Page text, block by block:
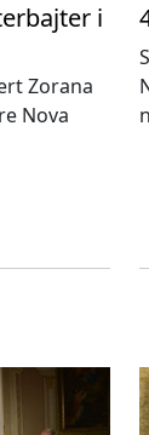
i
Zorana
Nova